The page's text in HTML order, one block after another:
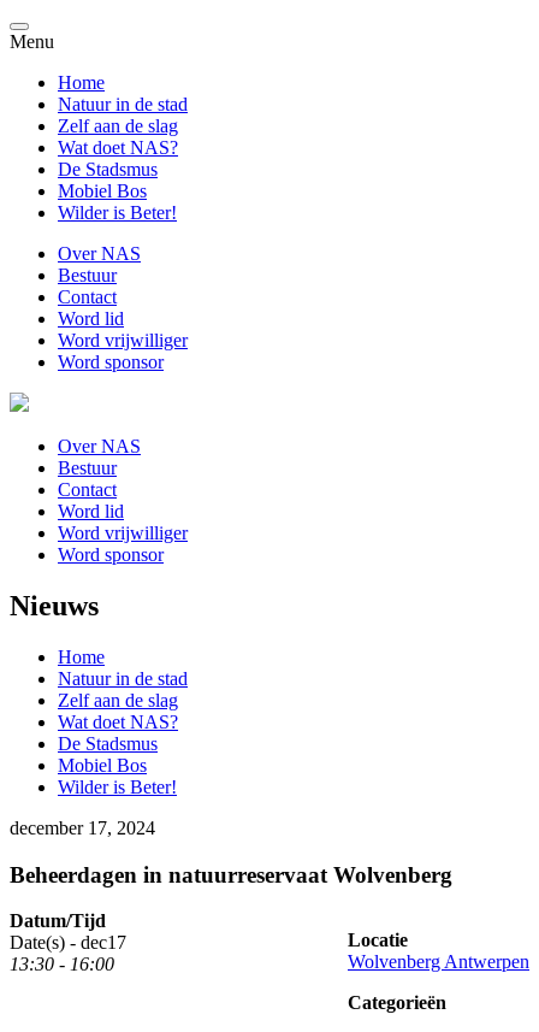
Menu
Home
Natuur in de stad
Zelf aan de slag
Wat doet NAS?
De Stadsmus
Mobiel Bos
Wilder is Beter!
Over NAS
Bestuur
Contact
Word lid
Word vrijwilliger
Word sponsor
Over NAS
Bestuur
Contact
Word lid
Word vrijwilliger
Word sponsor
Nieuws
Home
Natuur in de stad
Zelf aan de slag
Wat doet NAS?
De Stadsmus
Mobiel Bos
Wilder is Beter!
december 17, 2024
Beheerdagen in natuurreservaat Wolvenberg
Locatie
Wolvenberg Antwerpen
Categorieën
Datum/Tijd
Date(s) - dec17
13:30 - 16:00